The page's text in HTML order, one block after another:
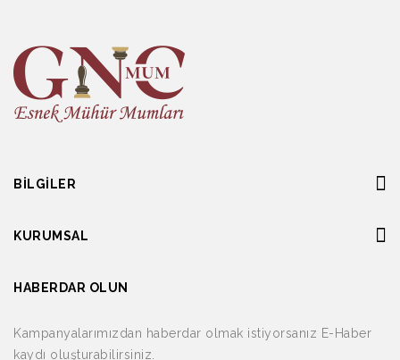
BILGILER
KURUMSAL
HABERDAR OLUN
Kampanyalarımızdan haberdar olmak istiyorsanız E-Haber
kaydı oluşturabilirsiniz.